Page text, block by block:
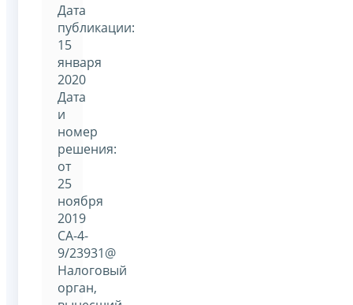
Дата
публикации:
15
января
2020
Дата
и
номер
решения:
от
25
ноября
2019
СА-4-
9/23931@
Налоговый
орган,